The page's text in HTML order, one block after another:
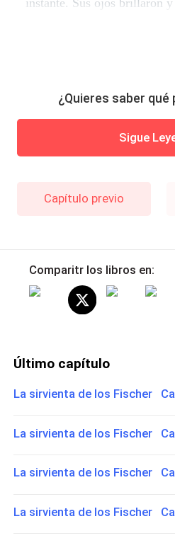
¿Quieres saber qué
Sigue
Capítulo previo
Comparitr los libros en:
Último capítulo
La sirvienta de los Fischer
La sirvienta de los Fischer
La sirvienta de los Fischer
La sirvienta de los Fischer